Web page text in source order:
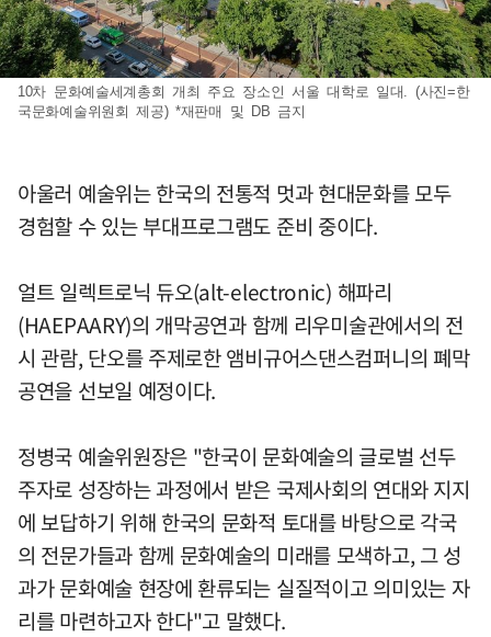
10차 문화예술세계총회 개최 주요 장소인 서울 대학로 일대. (사진=한
국문화예술위원회 제공) *재판매 및 DB 금지
아울러 예술위는 한국의 전통적 멋과 현대문화를 모두
경험할 수 있는 부대프로그램도 준비 중이다.
얼트 일렉트로닉 듀오(alt-electronic) 해파리
(HAEPAARY)의 개막공연과 함께 리우미술관에서의 전
시 관람, 단오를 주제로한 앰비규어스댄스컴퍼니의 폐막
공연을 선보일 예정이다.
정병국 예술위원장은 "한국이 문화예술의 글로벌 선두
주자로 성장하는 과정에서 받은 국제사회의 연대와 지지
에 보답하기 위해 한국의 문화적 토대를 바탕으로 각국
의 전문가들과 함께 문화예술의 미래를 모색하고, 그 성
과가 문화예술 현장에 환류되는 실질적이고 의미있는 자
리를 마련하고자 한다"고 말했다.